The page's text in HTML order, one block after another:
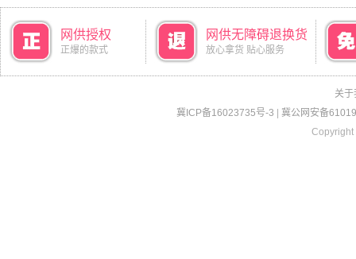
网供授权
正爆的款式
网供无障碍退换货
放心拿货 贴心服务
关于
冀ICP备16023735号-3
冀公网安备